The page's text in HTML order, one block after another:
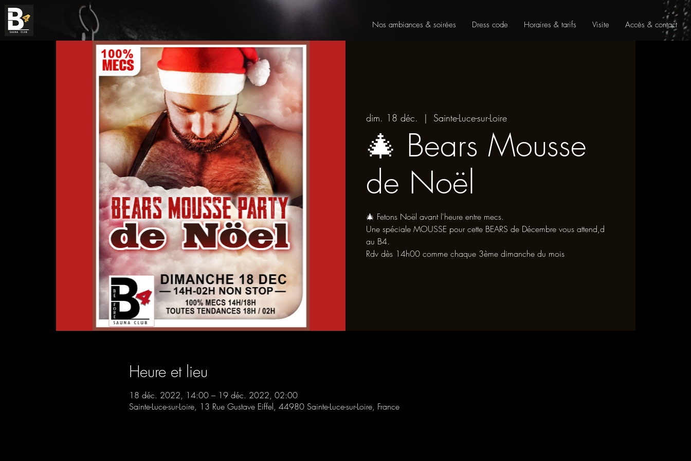
Nos ambiances & soirées Dress code Horaires & tarifs Visite Accès & contact
dim. 18 déc.
  |
Sainte-Luce-sur-Loire
🎄 Bears Mousse
de Noël
🎄 Fetons Noël avant l'heure entre mecs.
Une spéciale MOUSSE pour cette BEARS de Décembre vous attend,d
au B4.
Rdv dès 14h00 comme chaque 3ème dimanche du mois
Heure et lieu
18 déc. 2022, 14:00 – 19 déc. 2022, 02:00
Sainte-Luce-sur-Loire, 13 Rue Gustave Eiffel, 44980 Sainte-Luce-sur-Loire, France